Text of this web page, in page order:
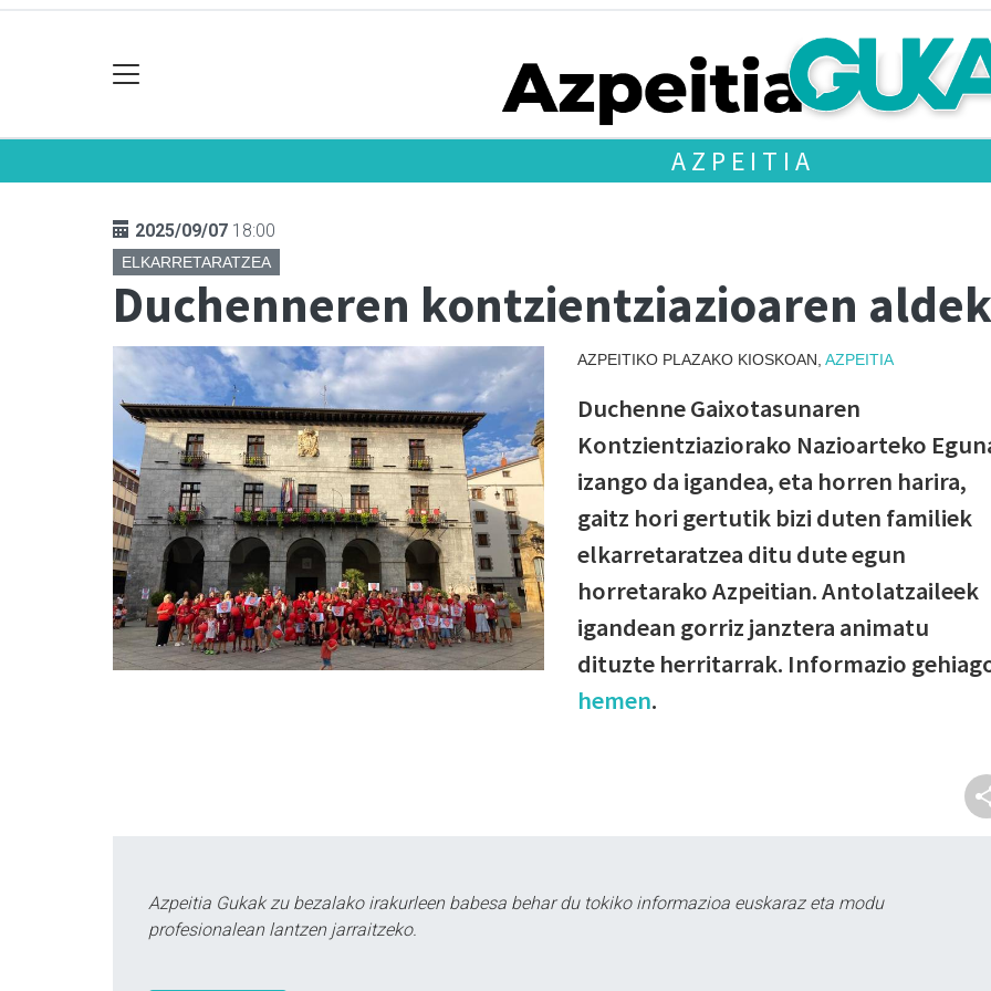
AZPEITIA
2025/09/07 18:00
ELKARRETARATZEA
Duchenneren kontzientziazioaren
AZPEITIKO PLAZAKO KIOSKOAN, AZPEITIA
Duchenne Gaixotasunaren
Kontzientziaziorako Nazioarteko
izango da igandea, eta horren harira,
gaitz hori gertutik bizi duten familiek
elkarretaratzea ditu dute egun
horretarako Azpeitian. Antolatzaileek
igandean gorriz janztera animatu
dituzte herritarrak. Informazio
hemen.
Azpeitia Gukak zu bezalako irakurleen babesa behar du tokiko informazioa euskaraz eta modu
profesionalean lantzen jarraitzeko.